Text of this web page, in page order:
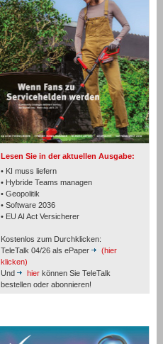
Lesen Sie in der aktuellen Ausgabe:
• KI muss liefern
• Hybride Teams managen
• Geopolitik
• Software 2036
• EU AI Act Versicherer
Kostenlos zum Durchklicken:
TeleTalk 04/26 als ePaper
(hier
klicken)
Und
hier können Sie TeleTalk
bestellen oder abonnieren!
TK- und ACD-Systeme
Workforce-Management